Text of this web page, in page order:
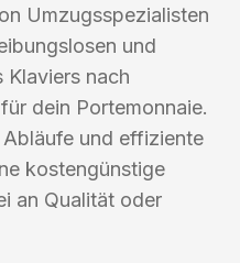
Umzugsspezialisten
und
Klaviers nach
dein Portemonnaie.
und effiziente
kostengünstige
an Qualität oder